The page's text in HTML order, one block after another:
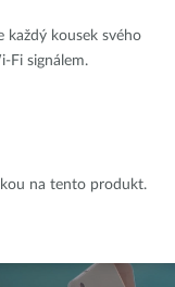
každý kousek svého
Fi signálem.
na tento produkt.